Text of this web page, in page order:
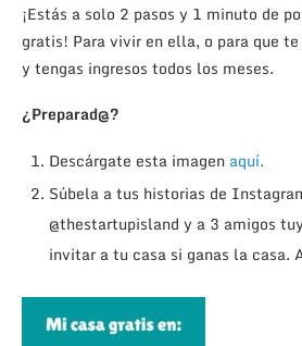
¡Estás a solo 2 pasos y 1 minuto de
gratis! Para vivir en ella, o para que
y tengas ingresos todos los meses.
¿Preparad@?
Descárgate esta imagen aquí.
Súbela a tus historias de
@thestartupisland y a 3 amigos
invitar a tu casa si ganas la casa.